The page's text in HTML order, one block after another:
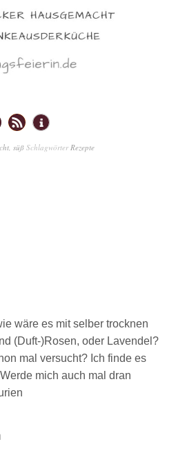
süß Schlagwörter Rezepte
wäre es mit selber trocknen
(Duft-)Rosen, oder Lavendel?
mal versucht? Ich finde es
mich auch mal dran